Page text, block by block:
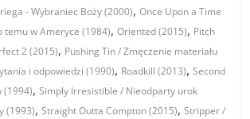
- Wybraniec Boży (2000),Once Upon a Time
temu w Ameryce (1984),Oriented (2015), Pitch
2 (2015), Pushing Tin / Zmęczenie materiału
i odpowiedzi (1990), Roadkill (2013),Second
(1994),Simply Irresistible / Nieodparty urok
(1993),Straight Outta Compton (2015),Stripper /